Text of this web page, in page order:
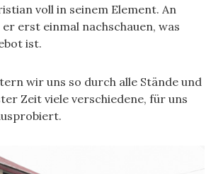
voll in seinem Element. An
erst einmal nachschauen, was
ist.
wir uns so durch alle Stände und
Zeit viele verschiedene, für uns